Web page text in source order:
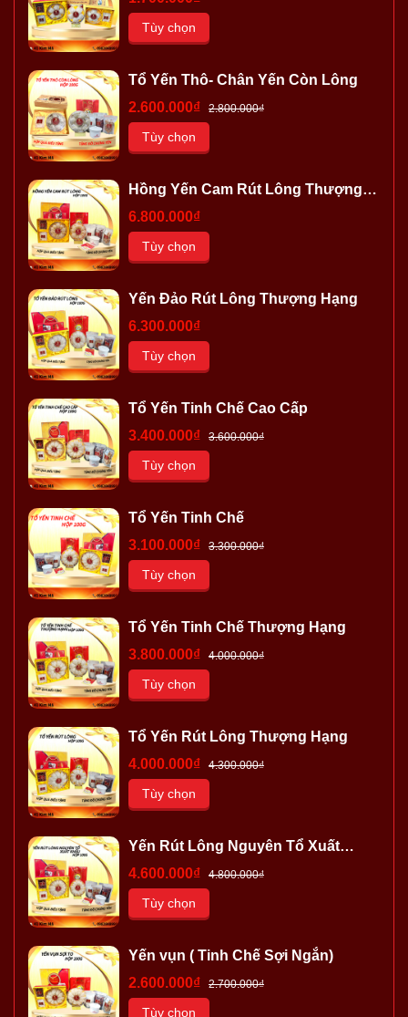
Tùy chọn
Tổ Yến Thô- Chân Yến Còn Lông
2.600.000₫
2.800.000₫
Tùy chọn
Hồng Yến Cam Rút Lông Thượng
Hạng
6.800.000₫
Tùy chọn
Yến Đảo Rút Lông Thượng Hạng
6.300.000₫
Tùy chọn
Tổ Yến Tinh Chế Cao Cấp
3.400.000₫
3.600.000₫
Tùy chọn
Tổ Yến Tinh Chế
3.100.000₫
3.300.000₫
Tùy chọn
Tổ Yến Tinh Chế Thượng Hạng
3.800.000₫
4.000.000₫
Tùy chọn
Tổ Yến Rút Lông Thượng Hạng
4.000.000₫
4.300.000₫
Tùy chọn
Yến Rút Lông Nguyên Tổ Xuất
Khẩu
4.600.000₫ 4.800.000₫
Tùy chọn
Yến vụn ( Tinh Chế Sợi Ngắn)
2.600.000₫
2.700.000₫
Tùy chọn